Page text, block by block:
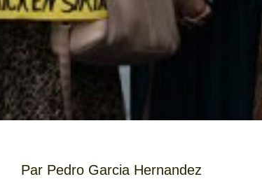
Par Pedro Garcia Hernandez